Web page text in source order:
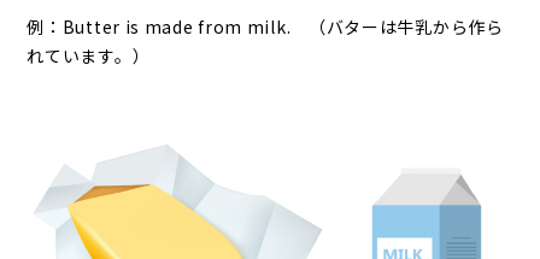
例：Butter is made from milk. （バターは牛乳から作ら
れています。）